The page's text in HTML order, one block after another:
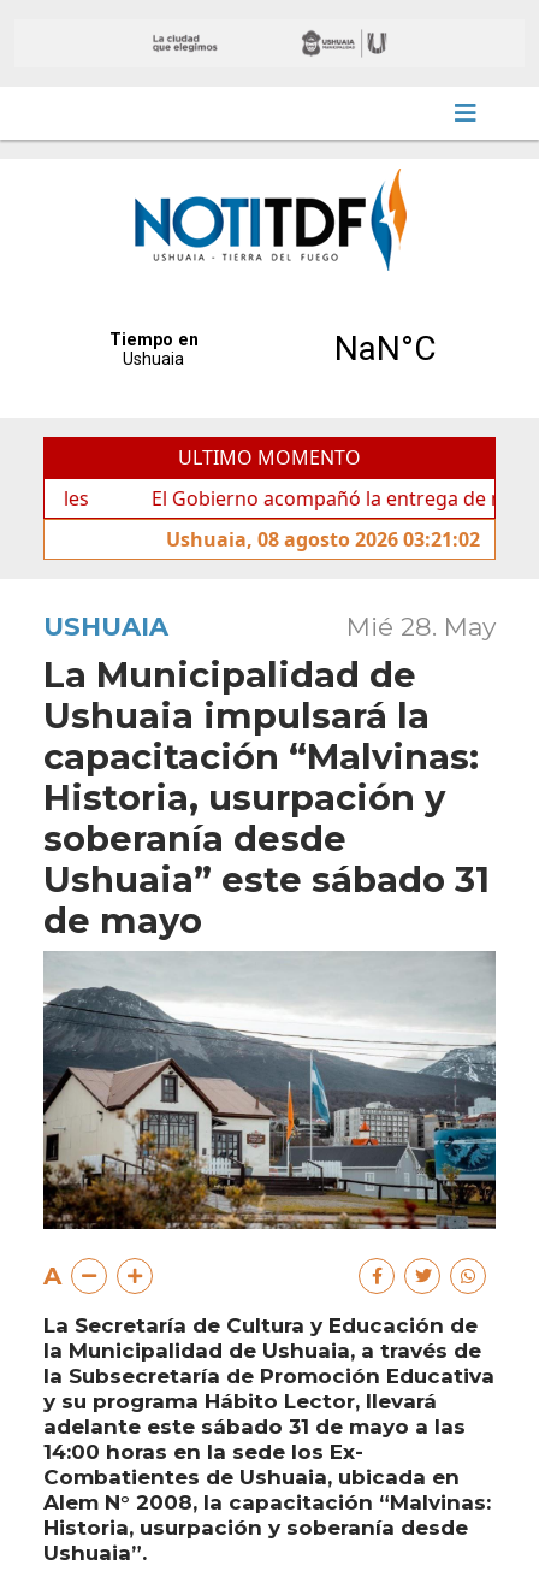
ULTIMO MOMENTO
El Gobierno acompañó la entrega de nueva
Ushuaia, 08 agosto 2026 03:21:02
USHUAIA Mié 28. May
La Municipalidad de
Ushuaia impulsará la
capacitación “Malvinas:
Historia, usurpación y
soberanía desde
Ushuaia” este sábado 31
de mayo
A
La Secretaría de Cultura y Educación de
la Municipalidad de Ushuaia, a través de
la Subsecretaría de Promoción Educativa
y su programa Hábito Lector, llevará
adelante este sábado 31 de mayo a las
14:00 horas en la sede los Ex-
Combatientes de Ushuaia, ubicada en
Alem N° 2008, la capacitación “Malvinas:
Historia, usurpación y soberanía desde
Ushuaia”.